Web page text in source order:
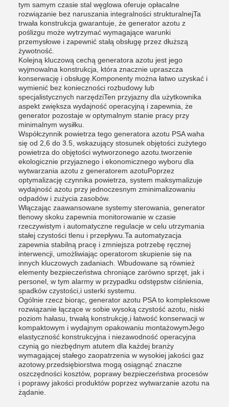
tym samym czasie stal węglowa oferuje opłacalne
rozwiązanie bez naruszania integralności strukturalnejTa
trwała konstrukcja gwarantuje, że generator azotu z
poślizgu może wytrzymać wymagające warunki
przemysłowe i zapewnić stałą obsługę przez dłuższą
żywotność.
Kolejną kluczową cechą generatora azotu jest jego
wyjmowalna konstrukcja, która znacznie upraszcza
konserwację i obsługę.Komponenty można łatwo uzyskać i
wymienić bez konieczności rozbudowy lub
specjalistycznych narzędziTen przyjazny dla użytkownika
aspekt zwiększa wydajność operacyjną i zapewnia, że
generator pozostaje w optymalnym stanie pracy przy
minimalnym wysiłku.
Współczynnik powietrza tego generatora azotu PSA waha
się od 2,6 do 3.5, wskazujący stosunek objętości zużytego
powietrza do objętości wytworzonego azotu.tworzenie
ekologicznie przyjaznego i ekonomicznego wyboru dla
wytwarzania azotu z generatorem azotuPoprzez
optymalizację czynnika powietrza, system maksymalizuje
wydajność azotu przy jednoczesnym zminimalizowaniu
odpadów i zużycia zasobów.
Włączając zaawansowane systemy sterowania, generator
tlenowy skoku zapewnia monitorowanie w czasie
rzeczywistym i automatyczne regulacje w celu utrzymania
stałej czystości tlenu i przepływu.Ta automatyzacja
zapewnia stabilną pracę i zmniejsza potrzebę ręcznej
interwencji, umożliwiając operatorom skupienie się na
innych kluczowych zadaniach. Wbudowane są również
elementy bezpieczeństwa chroniące zarówno sprzęt, jak i
personel, w tym alarmy w przypadku odstępstw ciśnienia,
spadków czystości,i usterki systemu.
Ogólnie rzecz biorąc, generator azotu PSA to kompleksowe
rozwiązanie łączące w sobie wysoką czystość azotu, niski
poziom hałasu, trwałą konstrukcję,i łatwość konserwacji w
kompaktowym i wydajnym opakowaniu montażowymJego
elastyczność konstrukcyjna i niezawodność operacyjna
czynią go niezbędnym atutem dla każdej branży
wymagającej stałego zaopatrzenia w wysokiej jakości gaz
azotowy.przedsiębiorstwa mogą osiągnąć znaczne
oszczędności kosztów, poprawy bezpieczeństwa procesów
i poprawy jakości produktów poprzez wytwarzanie azotu na
żądanie.